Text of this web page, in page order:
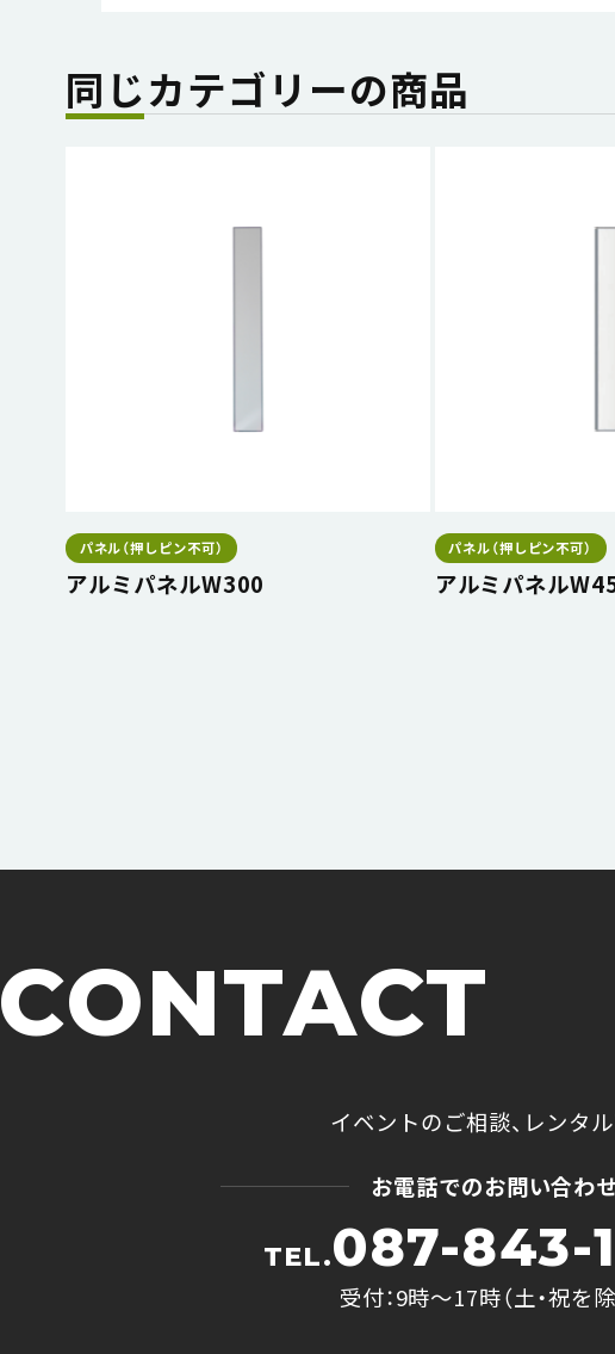
同じカテゴリーの商品
パネル（押しピン不可）
アルミパネルW300
パネル（押しピン不可）
アルミパネル
イベントのご相談、 レンタ
お電話でのお問い合わ
TEL.087-843-
受付：9時〜17時（土・祝を除